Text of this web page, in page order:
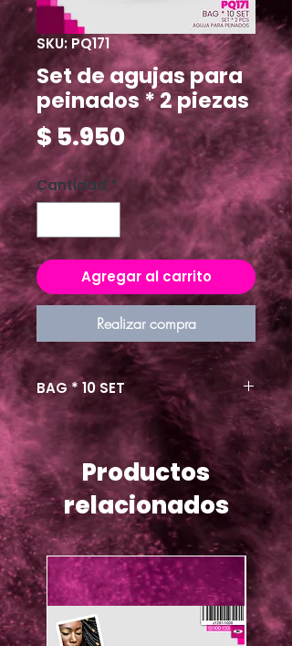
SKU: PQ171
Set de agujas para
peinados * 2 piezas
$ 5.950Precio
Cantidad *
Agregar al carrito
Realizar compra
BAG * 10 SET
Productos
relacionados